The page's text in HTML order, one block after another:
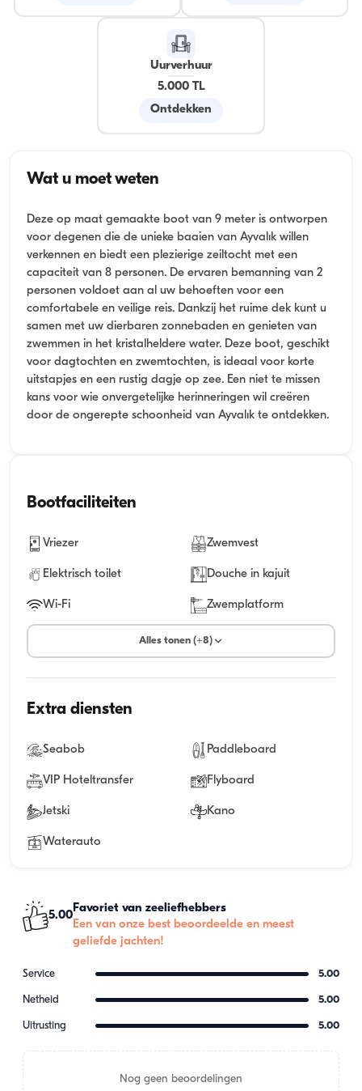
Uurverhuur
5.000 TL
Ontdekken
Wat u moet weten
Deze op maat gemaakte boot van 9 meter is ontworpen
voor degenen die de unieke baaien van Ayvalık willen
verkennen en biedt een plezierige zeiltocht met een
capaciteit van 8 personen. De ervaren bemanning van 2
personen voldoet aan al uw behoeften voor een
comfortabele en veilige reis. Dankzij het ruime dek kunt u
samen met uw dierbaren zonnebaden en genieten van
zwemmen in het kristalheldere water. Deze boot, geschikt
voor dagtochten en zwemtochten, is ideaal voor korte
uitstapjes en een rustig dagje op zee. Een niet te missen
kans voor wie onvergetelijke herinneringen wil creëren
door de ongerepte schoonheid van Ayvalık te ontdekken.
Bootfaciliteiten
Vriezer Zwemvest
Elektrisch toilet Douche in kajuit
Wi-Fi Zwemplatform
Alles tonen (+8)
Extra diensten
Seabob Paddleboard
VIP Hoteltransfer Flyboard
Jetski Kano
Waterauto
5.00
Favoriet van zeeliefhebbers
Een van onze best beoordeelde en meest
geliefde jachten!
Service 5.00
Netheid 5.00
Uitrusting 5.00
Nog geen beoordelingen